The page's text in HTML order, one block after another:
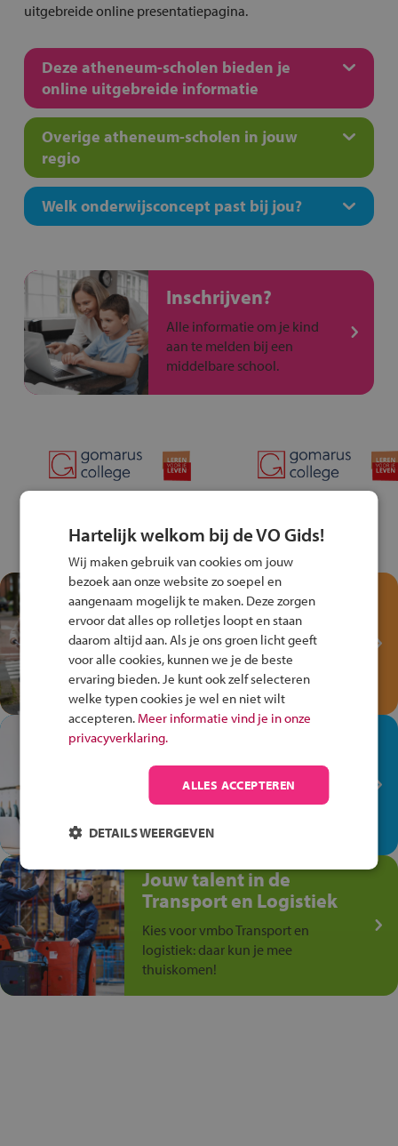
uitgebreide online presentatiepagina.
Deze atheneum-scholen bieden je
online uitgebreide informatie
Overige atheneum-scholen in jouw
regio
Welk onderwijsconcept past bij jou?
Inschrijven?
Alle informatie om je kind
aan te melden bij een
middelbare school.
Test je kennis met het
Fiets Veilig
Verkeersspel!
Speel het Fiets Veilig Verkeersspel
en win een Cortina-fiets!
In de winkel ben je op je
plek!
Ontdek via het vmbo jouw talent
op de winkelvloer, waar elke dag
anders is!
Jouw talent in de
Transport en Logistiek
Kies voor vmbo Transport en
logistiek: daar kun je mee
thuiskomen!
Hartelijk welkom bij de VO Gids!
Wij maken gebruik van cookies om jouw
bezoek aan onze website zo soepel en
aangenaam mogelijk te maken. Deze zorgen
ervoor dat alles op rolletjes loopt en staan
daarom altijd aan. Als je ons groen licht geeft
voor alle cookies, kunnen we je de beste
ervaring bieden. Je kunt ook zelf selecteren
welke typen cookies je wel en niet wilt
accepteren. Meer informatie vind je in onze
privacyverklaring.
ALLES ACCEPTEREN
DETAILS WEERGEVEN